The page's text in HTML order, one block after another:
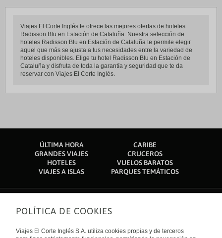
Viajes El Corte Inglés te ofrece las mejores ofertas de hoteles
Radisson Blu en Estación de Cataluña. Nuestra selección de
hoteles Radisson Blu en Estación de Cataluña te permite elegir
aquel que más se ajusta a tus necesidades entre la variedad de
hoteles disponibles. Elige tu hotel Radisson Blu en Estación de
Cataluña y disfruta de toda la garantía y seguridad que te da
reservar con Viajes El Corte Inglés.
ÚLTIMA HORA
CARIBE
GRANDES VIAJES
CRUCEROS
HOTELES
VUELOS BARATOS
VIAJES A ISLAS
PARQUES TEMÁTICOS
Sobre nosotros
Quiénes somos
POLÍTICA DE COOKIES
Viajes El Corte Inglés S.A. utiliza cookies propias y de terceros